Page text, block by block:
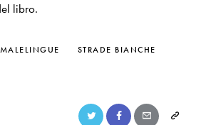
libro.
MALELINGUE STRADE BIANCHE